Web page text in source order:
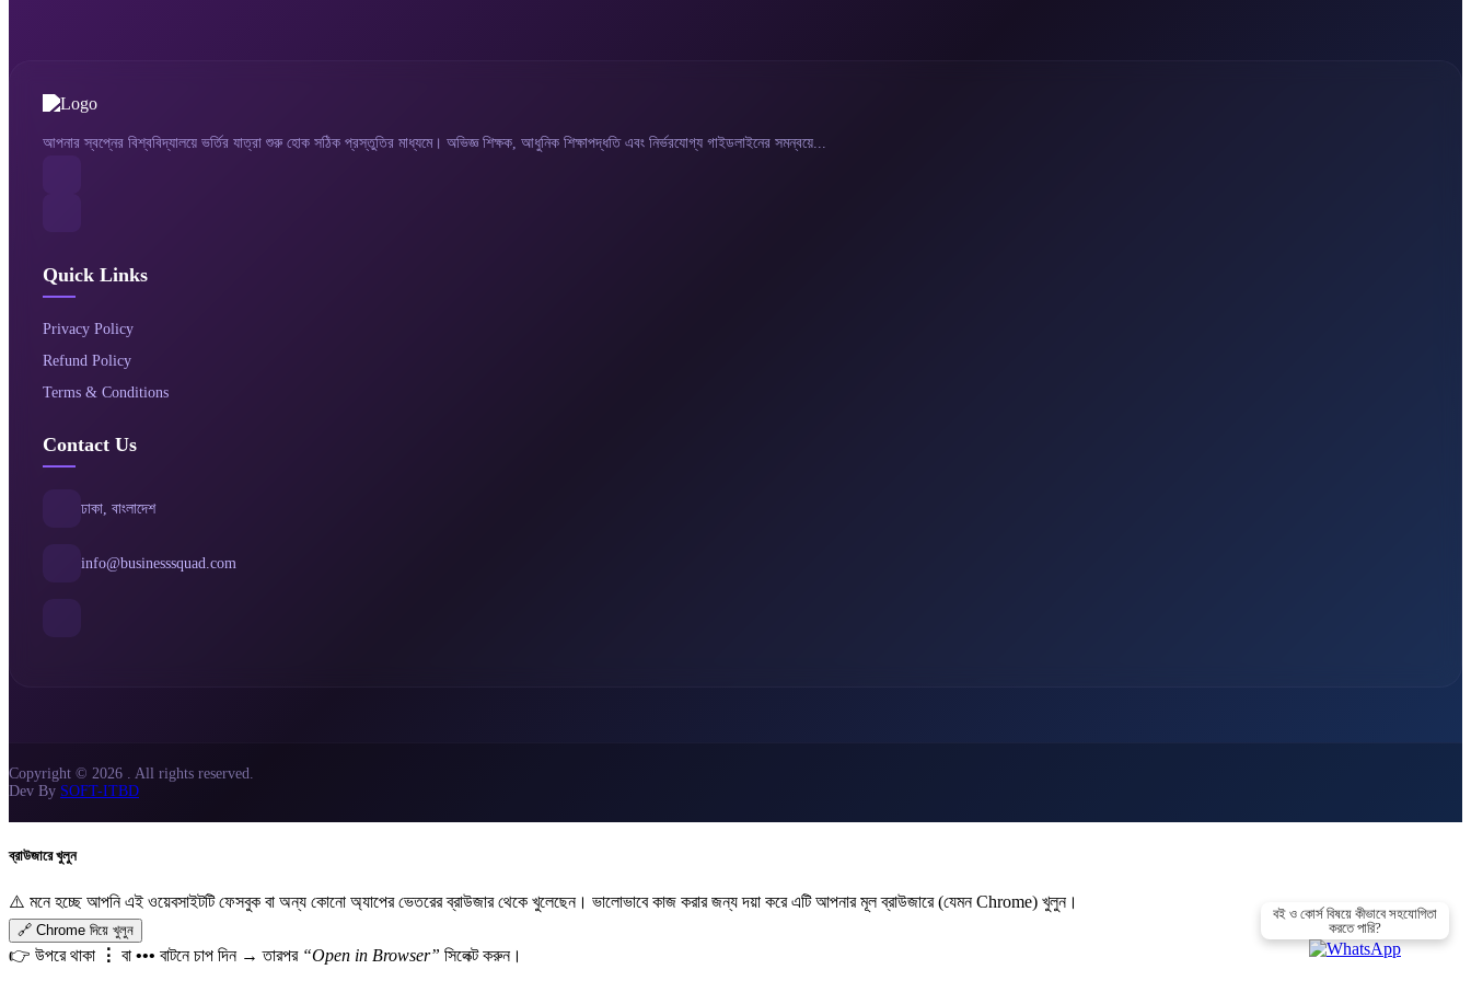
আপনার স্বপ্নের বিশ্ববিদ্যালয়ে ভর্তির যাত্রা শুরু হোক সঠিক প্রস্তুতির মাধ্যমে। অভিজ্ঞ শিক্ষক, আধুনিক শিক্ষাপদ্ধতি এবং নির্ভরযোগ্য গাইডলাইনের সমন্বয়ে...
Quick Links
Privacy Policy
Refund Policy
Terms & Conditions
Contact Us
ঢাকা, বাংলাদেশ
info@businesssquad.com
Copyright © 2026 . All rights reserved.
Dev By SOFT-ITBD
বই ও কোর্স বিষয়ে কীভাবে সহযোগিতা
করতে পারি?
ব্রাউজারে খুলুন
⚠️ মনে হচ্ছে আপনি এই ওয়েবসাইটটি ফেসবুক বা অন্য কোনো অ্যাপের ভেতরের ব্রাউজার থেকে খুলেছেন। ভালোভাবে কাজ করার জন্য দয়া করে এটি আপনার মূল ব্রাউজারে (যেমন Chrome) খুলুন।
🔗 Chrome দিয়ে খুলুন
👉 উপরে থাকা ⋮ বা ••• বাটনে চাপ দিন → তারপর “Open in Browser” সিলেক্ট করুন।